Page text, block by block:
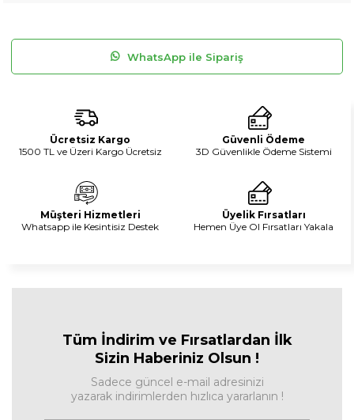
WhatsApp ile Sipariş
Ücretsiz Kargo
1500 TL ve Üzeri Kargo Ücretsiz
Güvenli Ödeme
3D Güvenlikle Ödeme Sistemi
Müşteri Hizmetleri
Whatsapp ile Kesintisiz Destek
Üyelik Fırsatları
Hemen Üye Ol Fırsatları Yakala
Tüm İndirim ve Fırsatlardan İlk
Sizin Haberiniz Olsun !
Sadece güncel e-mail adresinizi
yazarak indirimlerden hızlıca yararlanın !